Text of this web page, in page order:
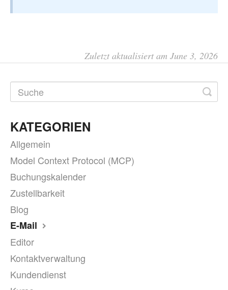
Zuletzt aktualisiert am June 3, 2026
KATEGORIEN
Allgemein
Model Context Protocol (MCP)
Buchungskalender
Zustellbarkeit
Blog
E-Mail
Editor
Kontaktverwaltung
Kundendienst